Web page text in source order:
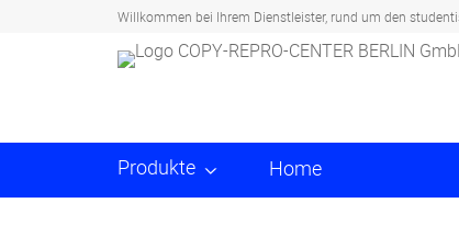
Willkommen bei Ihrem Dienstleister, rund um den
Produkte Home